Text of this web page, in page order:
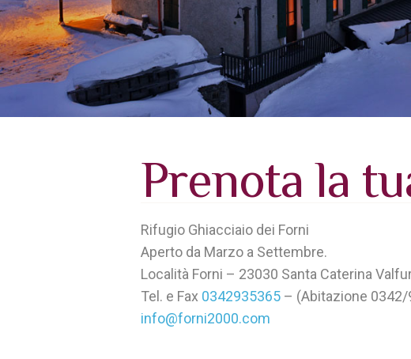
Prenota la
Rifugio Ghiacciaio dei Forni
Aperto da Marzo a Settembre.
Località Forni – 23030 Santa Caterina
Tel. e Fax 0342935365– (Abitazione 0342/
info@forni2000.com